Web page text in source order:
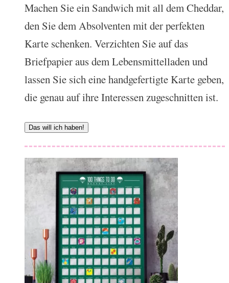
Machen Sie ein Sandwich mit all dem Cheddar,
den Sie dem Absolventen mit der perfekten
Karte schenken. Verzichten Sie auf das
Briefpapier aus dem Lebensmittelladen und
lassen Sie sich eine handgefertigte Karte geben,
die genau auf ihre Interessen zugeschnitten ist.
Das will ich haben!